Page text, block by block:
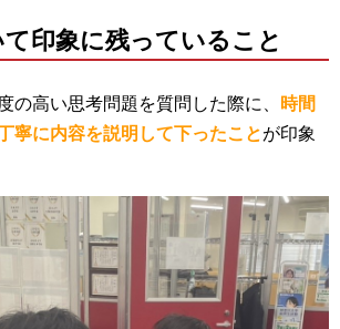
印象に残っていること
の高い思考問題を質問した際に、 時間
寧に内容を説明して下ったことが印象